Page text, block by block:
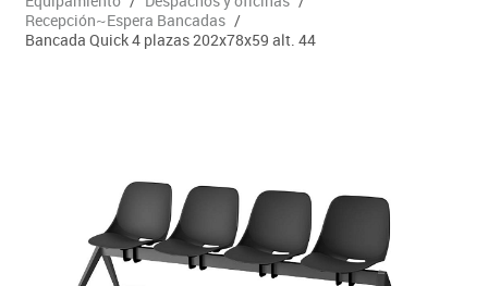
Recepción~Espera Bancadas /
Bancada Quick 4 plazas 202x78x59 alt. 44